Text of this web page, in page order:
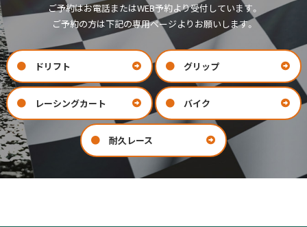
ご予約はお電話またはWEB予約より受付しています。
ご予約の方は下記の専用ページよりお願いします。
ドリフト グリップ
レーシングカート バイク
耐久レース
お問い合わせ
会社案内